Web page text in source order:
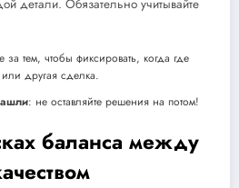
детали. Обязательно учитывайте
за тем, чтобы фиксировать, когда где
другая сделка.
: не оставляйте решения на потом!
баланса между